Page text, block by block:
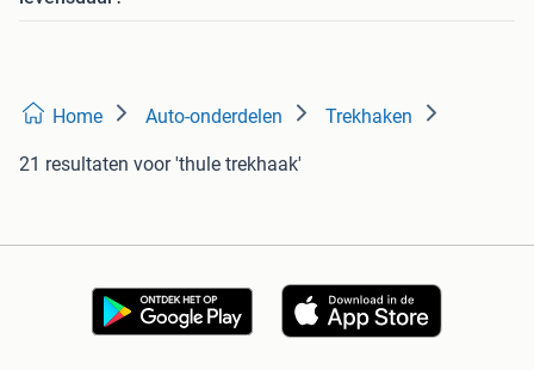
Home Auto-onderdelen Trekhaken
21 resultaten voor 'thule trekhaak'